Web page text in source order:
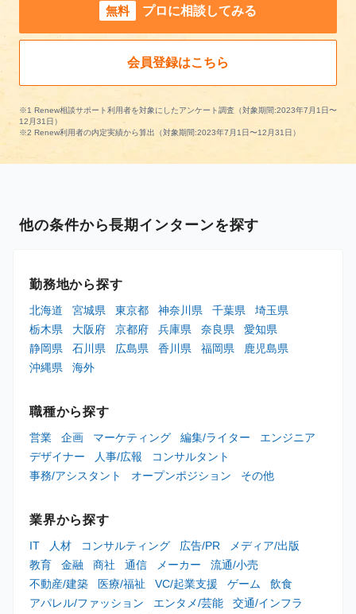
無料 プロに相談してみる
会員登録はこちら
※1 Renew相談サポート利用者を対象にしたアンケート調査（対象期間:2023年7月1日〜
12月31日）
※2 Renew利用者の内定実績から算出（対象期間:2023年7月1日〜12月31日）
他の条件から長期インターンを探す
勤務地から探す
北海道 宮城県 東京都 神奈川県 千葉県
埼玉県
栃木県
大阪府 京都府 兵庫県 奈良県
愛知県
静岡県
石川県 広島県 香川県 福岡県
鹿児島県
沖縄県
海外
職種から探す
営業 企画 マーケティング 編集/ライター
エンジニア
デザイナー
人事/広報
コンサルタント
事務/アシスタント
オープンポジション その他
業界から探す
IT 人材 コンサルティング 広告/PR
メディア/出版
教育
金融 商社 通信 メーカー
流通/小売
不動産/建築
医療/福祉 VC/起業支援 ゲーム
飲食
アパレル/ファッション
エンタメ/芸能
交通/インフラ